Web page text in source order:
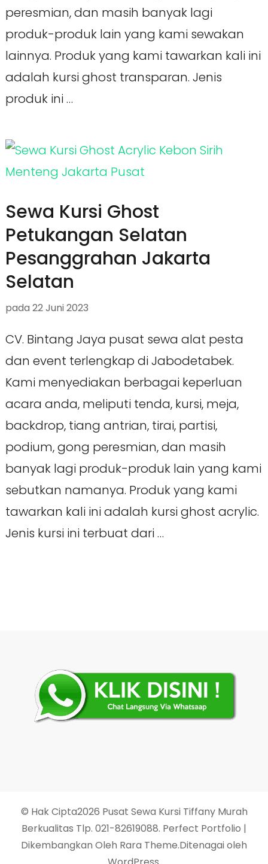
peresmian, dan masih banyak lagi
produk-produk lain yang kami sewakan
lainnya. Produk yang kami tawarkan kali ini
adalah kursi ghost transparan. Jenis
produk ini …
Sewa Kursi Ghost
Petukangan Selatan
Pesanggrahan Jakarta
Selatan
pada 22 Juni 2023
CV. Bintang Jaya pusat sewa alat pesta
dan event terlengkap di Jabodetabek.
Kami menyediakan berbagai keperluan
acara anda, meliputi tenda, kursi, meja,
backdrop, tiang antrian, tirai, partisi,
podium, gong peresmian, dan masih
banyak lagi produk-produk lain yang kami
sebutkan namanya. Produk yang kami
tawarkan kali ini adalah kursi ghost acrylic.
Jenis kursi ini terbuat dari …
© Hak Cipta2026 Pusat Sewa Kursi Tiffany Murah
Berkualitas Tlp. 021-82619088. Perfect Portfolio |
Dikembangkan Oleh Rara Theme.Ditenagai oleh